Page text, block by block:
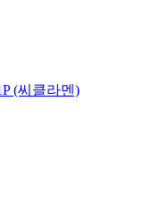
(씨클라멘)